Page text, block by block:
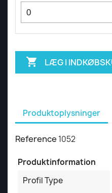
 LÆG I
Produktoplysninger
Reference 1052
Produktinformation
Profil Type